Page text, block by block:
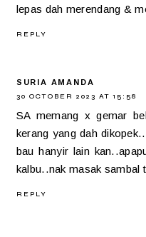
lepas dah merendang &
REPLY
SURIA AMANDA
30 OCTOBER 2023 AT 15:58
SA memang x gemar
kerang yang dah
bau hanyir lain
kalbu..nak masak sambal
REPLY